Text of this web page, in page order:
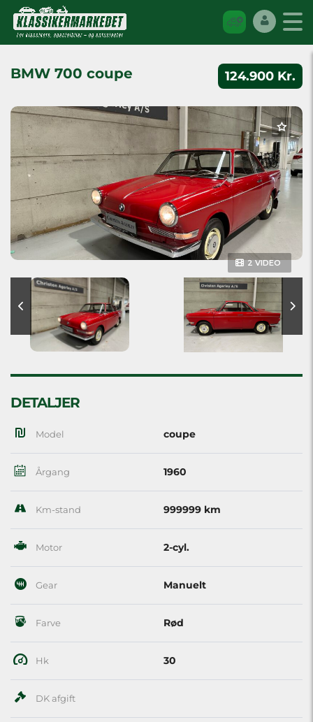
124.900 Kr.
BMW 700 coupe
2 VIDEO
DETALJER
Model coupe
Årgang 1960
Km-stand 999999 km
Motor 2-cyl.
Gear Manuelt
Farve Rød
Hk 30
DK afgift